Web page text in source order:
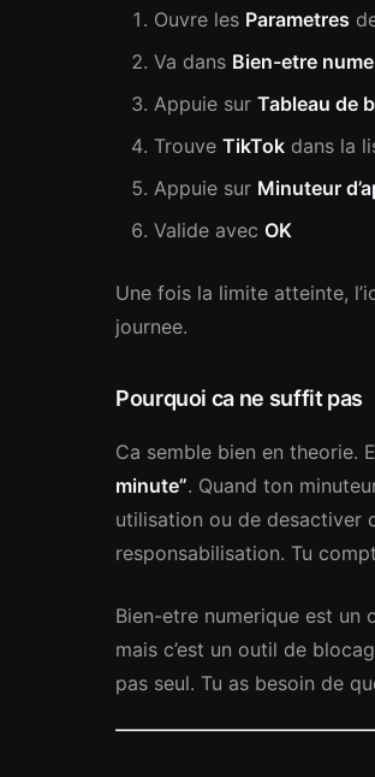
Ouvre les Parametres
Va dans Bien-etre
Appuie sur Tableau de
Trouve TikTok dans la
Appuie sur Minuteur
Valide avec OK
Une fois la limite atteinte,
journee.
Pourquoi ca ne suffit pas
Ca semble bien en theorie.
minute”. Quand ton
utilisation ou de desactiver
responsabilisation. Tu
Bien-etre numerique est
mais c’est un outil de
pas seul. Tu as besoin de